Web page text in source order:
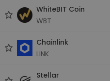
WhiteBIT Coin
WBT
Chainlink
LINK
Stellar